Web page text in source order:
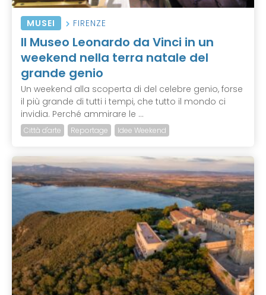
MUSEI FIRENZE
Il Museo Leonardo da Vinci in un
weekend nella terra natale del
grande genio
Un weekend alla scoperta di del celebre genio, forse
il più grande di tutti i tempi, che tutto il mondo ci
invidia. Perché ammirare le ...
Città d'arte Reportage Idee Weekend